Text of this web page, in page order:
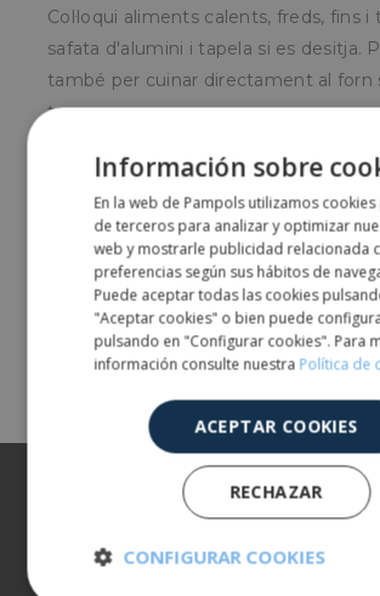
Col·loqui aliments calents, freds, fins i
safata d'alumini i tapela si es desitja.
també per cuinar directament al forn
tapa.
Per a qui és?
Molt utilitzades en el sector de
o per emportar.També molt usada a
domèstic per cuinar i conservar
Share
Sobre nosaltres
Més informació
Información sobre
En la web de Pampols utilizamos
de terceros para analizar y optimizar
web y mostrarle publicidad relacionada
preferencias según sus hábitos de
Puede aceptar todas las cookies
"Aceptar cookies" o bien puede
pulsando en "Configurar cookies". Para
información consulte nuestra Política de
ACEPTAR COOKIES
RECHAZAR
CONFIGURAR COOKIES